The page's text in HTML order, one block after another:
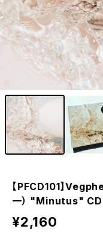
【PFCD101】
一） "Minutus" CD
¥2,160